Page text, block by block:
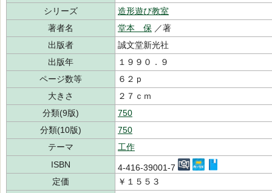
シリーズ
造形遊び教室
著者名
堂本 保 ／著
出版者
誠文堂新光社
出版年
１９９０．９
ページ数等
６２ｐ
大きさ
２７ｃｍ
分類(9版)
750
分類(10版)
750
テーマ
工作
ISBN
4-416-39001-7
定価
￥１５５３